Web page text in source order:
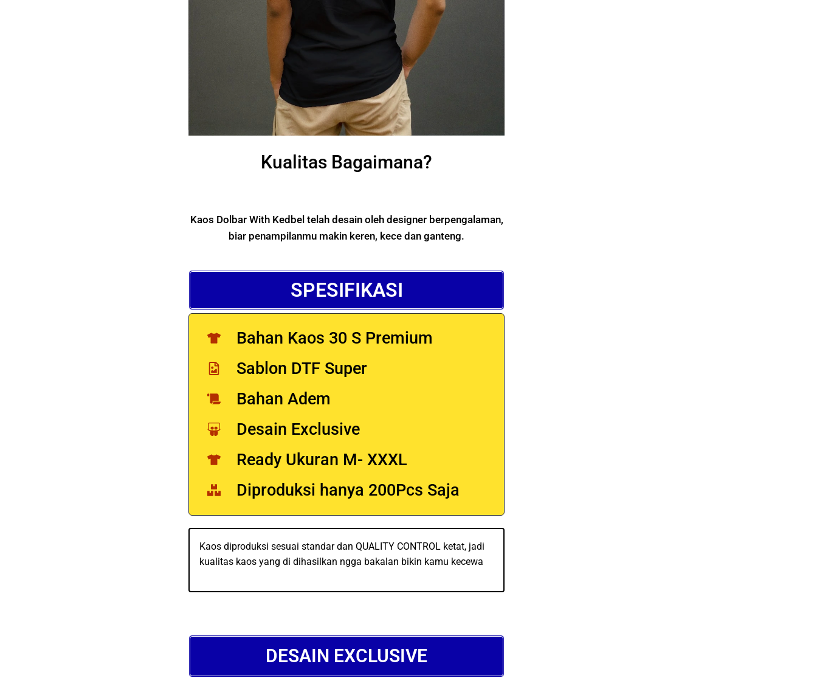
Kualitas Bagaimana?
Kaos Dolbar With Kedbel telah desain oleh designer berpengalaman,
biar penampilanmu makin keren, kece dan ganteng.
SPESIFIKASI
Bahan Kaos 30 S Premium
Sablon DTF Super
Bahan Adem
Desain Exclusive
Ready Ukuran M- XXXL
Diproduksi hanya 200Pcs Saja
Kaos diproduksi sesuai standar dan QUALITY CONTROL ketat, jadi
kualitas kaos yang di dihasilkan ngga bakalan bikin kamu kecewa
DESAIN EXCLUSIVE